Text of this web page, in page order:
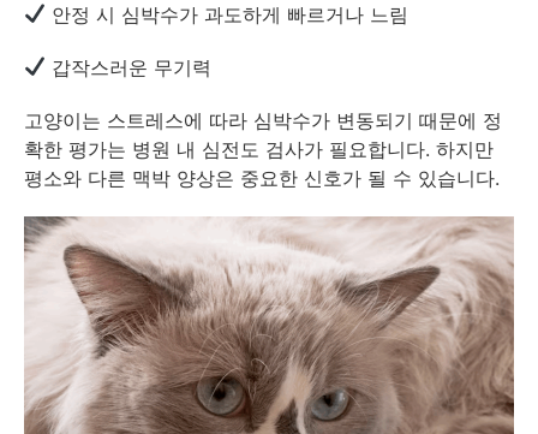
안정 시 심박수가 과도하게 빠르거나 느림
갑작스러운 무기력
고양이는 스트레스에 따라 심박수가 변동되기 때문에 정
확한 평가는 병원 내 심전도 검사가 필요합니다. 하지만
평소와 다른 맥박 양상은 중요한 신호가 될 수 있습니다.